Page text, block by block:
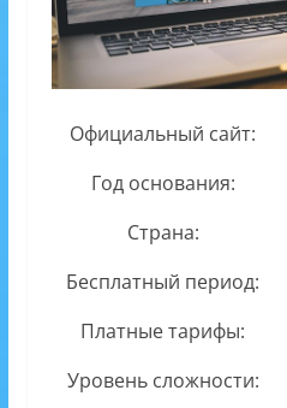
Официальный сайт:
Год основания:
Страна:
Бесплатный период:
Платные тарифы:
Уровень сложности: